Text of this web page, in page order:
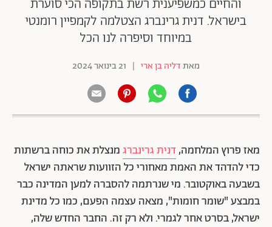
והחיים כמשפיענית רשת בתקופה הכי סוערת
בישראל. דנית גרינברג הצטלמה לקמפיין רומנטי
במיוחד וסיפרה לנו הכל
מאתדליה בן ארי | 21 בינואר 2024
מאז פרוץ המלחמה,דנית גרינברגמנצלת את כוחה ברשתות
כדי להדהד את האמת מאחורי כל הזוועות שראתה ישראל
בשבעה באוקטובר. מי שנרתמה להסברה למען המדינה כבר
במבצע "שומר חומות", מצאה עצמה הפעם, כמו כל מדינת
ישראל, בסרט אחר לגמרי. ולא רק זה. החבר החדש שלה,